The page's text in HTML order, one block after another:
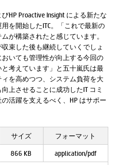
びHP Proactive Insight による新たな
を開始したITC。「これで最新の
が構築されたと感じています。
束した後も継続していくでしょ
いても管理性が向上する今回の
考えています」と五十嵐氏は最
を高めつつ、システム負荷を大
上させることに成功したIT コミ
活躍を支えるべく、HP はサポー
サイズ
866 KB
フォーマット
application/pdf